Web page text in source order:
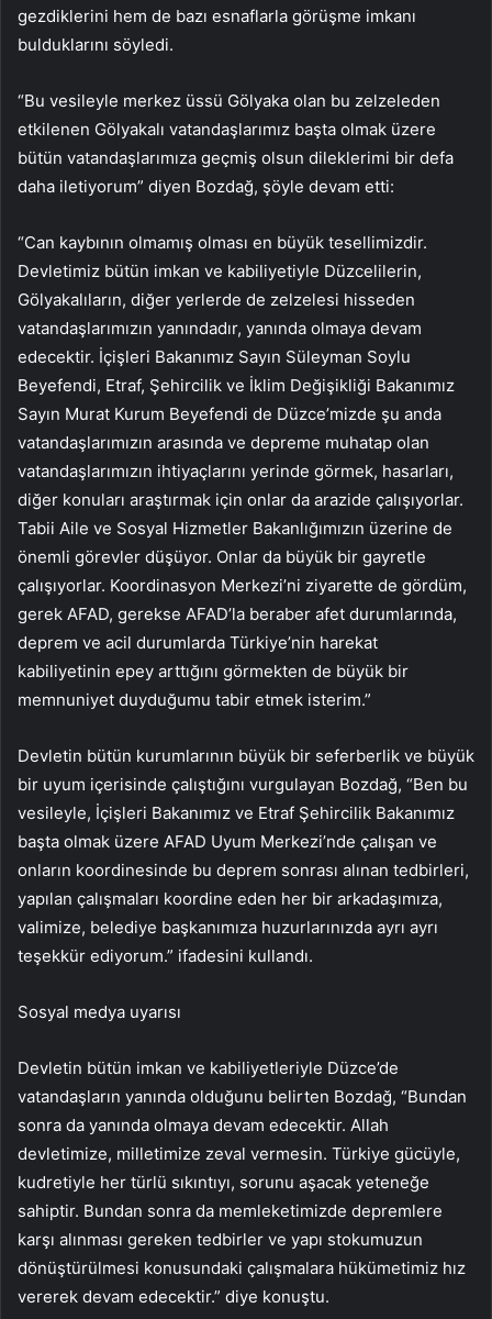
gezdiklerini hem de bazı esnaflarla görüşme imkanı
bulduklarını söyledi.
“Bu vesileyle merkez üssü Gölyaka olan bu zelzeleden
etkilenen Gölyakalı vatandaşlarımız başta olmak üzere
bütün vatandaşlarımıza geçmiş olsun dileklerimi bir defa
daha iletiyorum” diyen Bozdağ, şöyle devam etti:
“Can kaybının olmamış olması en büyük tesellimizdir.
Devletimiz bütün imkan ve kabiliyetiyle Düzcelilerin,
Gölyakalıların, diğer yerlerde de zelzelesi hisseden
vatandaşlarımızın yanındadır, yanında olmaya devam
edecektir. İçişleri Bakanımız Sayın Süleyman Soylu
Beyefendi, Etraf, Şehircilik ve İklim Değişikliği Bakanımız
Sayın Murat Kurum Beyefendi de Düzce’mizde şu anda
vatandaşlarımızın arasında ve depreme muhatap olan
vatandaşlarımızın ihtiyaçlarını yerinde görmek, hasarları,
diğer konuları araştırmak için onlar da arazide çalışıyorlar.
Tabii Aile ve Sosyal Hizmetler Bakanlığımızın üzerine de
önemli görevler düşüyor. Onlar da büyük bir gayretle
çalışıyorlar. Koordinasyon Merkezi’ni ziyarette de gördüm,
gerek AFAD, gerekse AFAD’la beraber afet durumlarında,
deprem ve acil durumlarda Türkiye’nin harekat
kabiliyetinin epey arttığını görmekten de büyük bir
memnuniyet duyduğumu tabir etmek isterim.”
Devletin bütün kurumlarının büyük bir seferberlik ve büyük
bir uyum içerisinde çalıştığını vurgulayan Bozdağ, “Ben bu
vesileyle, İçişleri Bakanımız ve Etraf Şehircilik Bakanımız
başta olmak üzere AFAD Uyum Merkezi’nde çalışan ve
onların koordinesinde bu deprem sonrası alınan tedbirleri,
yapılan çalışmaları koordine eden her bir arkadaşımıza,
valimize, belediye başkanımıza huzurlarınızda ayrı ayrı
teşekkür ediyorum.” ifadesini kullandı.
Sosyal medya uyarısı
Devletin bütün imkan ve kabiliyetleriyle Düzce’de
vatandaşların yanında olduğunu belirten Bozdağ, “Bundan
sonra da yanında olmaya devam edecektir. Allah
devletimize, milletimize zeval vermesin. Türkiye gücüyle,
kudretiyle her türlü sıkıntıyı, sorunu aşacak yeteneğe
sahiptir. Bundan sonra da memleketimizde depremlere
karşı alınması gereken tedbirler ve yapı stokumuzun
dönüştürülmesi konusundaki çalışmalara hükümetimiz hız
vererek devam edecektir.” diye konuştu.